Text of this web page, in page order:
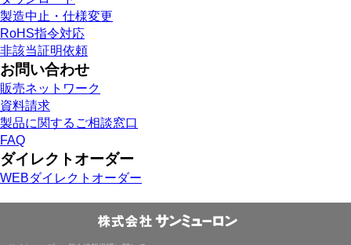
製造中止・仕様変更
RoHS指令対応
非該当証明依頼
お問い合わせ
販売ネットワーク
資料請求
製品に関するご相談窓口
FAQ
ダイレクトオーダー
WEBダイレクトオーダー